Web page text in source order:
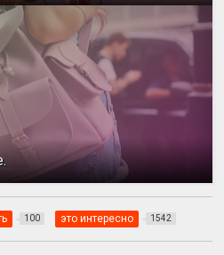
100 это интересно 1542